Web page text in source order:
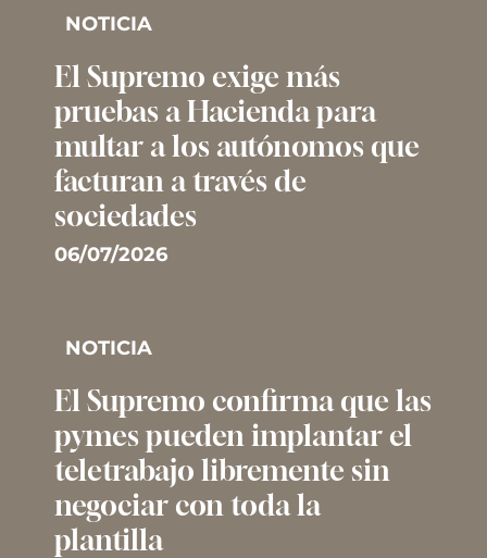
NOTICIA
El Supremo exige más
pruebas a Hacienda para
multar a los autónomos que
facturan a través de
sociedades
06/07/2026
NOTICIA
El Supremo confirma que las
pymes pueden implantar el
teletrabajo libremente sin
negociar con toda la
plantilla